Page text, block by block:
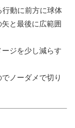
行動に前方に球体
と最後に広範囲
ジを少し減らす
ノーダメで切り